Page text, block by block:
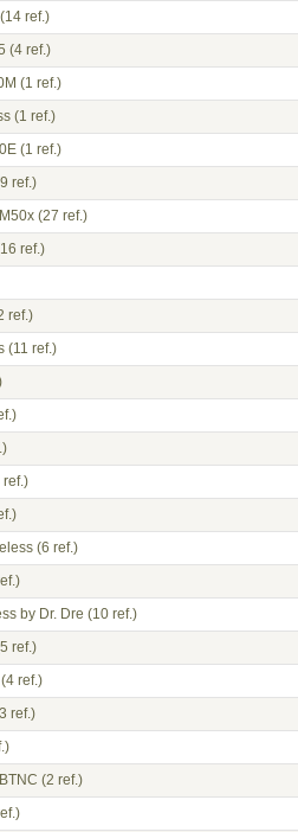
(14 ref.)
(4 ref.)
(1 ref.)
(1 ref.)
(1 ref.)
ref.)
(27 ref.)
ref.)
ref.)
(11 ref.)
ref.)
(6 ref.)
by Dr. Dre (10 ref.)
ref.)
(4 ref.)
ref.)
(2 ref.)